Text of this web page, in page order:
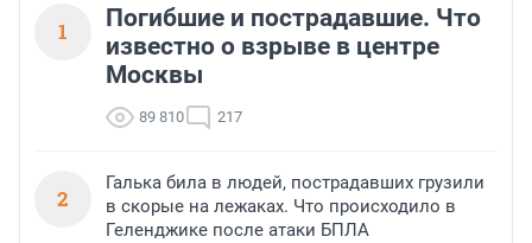
1
Погибшие и пострадавшие. Что
известно о взрыве в центре
Москвы
89 810 217
2
Галька била в людей, пострадавших грузили
в скорые на лежаках. Что происходило в
Геленджике после атаки БПЛА